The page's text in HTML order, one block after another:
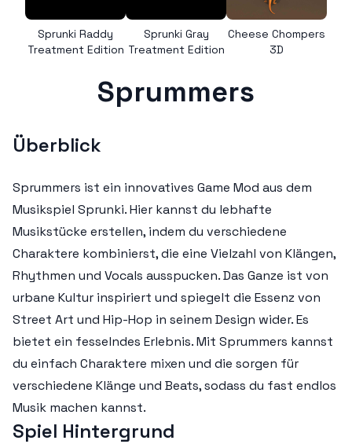
Sprunki Raddy
Treatment Edition
Sprunki Gray
Treatment Edition
Cheese Chompers
3D
Sprummers
Überblick
Sprummers ist ein innovatives Game Mod aus dem
Musikspiel Sprunki. Hier kannst du lebhafte
Musikstücke erstellen, indem du verschiedene
Charaktere kombinierst, die eine Vielzahl von Klängen,
Rhythmen und Vocals ausspucken. Das Ganze ist von
urbane Kultur inspiriert und spiegelt die Essenz von
Street Art und Hip-Hop in seinem Design wider. Es
bietet ein fesselndes Erlebnis. Mit Sprummers kannst
du einfach Charaktere mixen und die sorgen für
verschiedene Klänge und Beats, sodass du fast endlos
Musik machen kannst.
Spiel Hintergrund